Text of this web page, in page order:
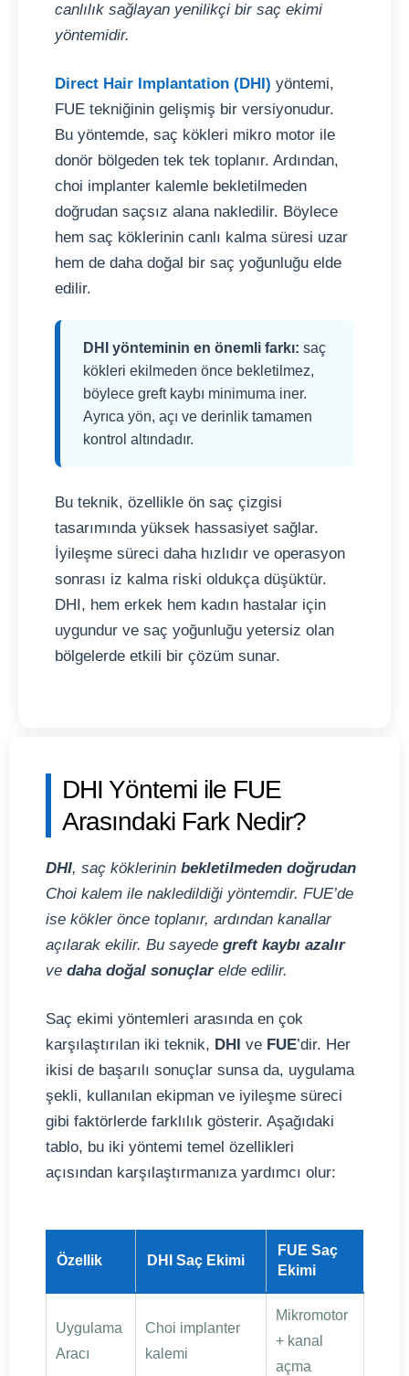
canlılık sağlayan yenilikçi bir saç ekimi
yöntemidir.
Direct Hair Implantation (DHI) yöntemi,
FUE tekniğinin gelişmiş bir versiyonudur.
Bu yöntemde, saç kökleri mikro motor ile
donör bölgeden tek tek toplanır. Ardından,
choi implanter kalemle bekletilmeden
doğrudan saçsız alana nakledilir. Böylece
hem saç köklerinin canlı kalma süresi uzar
hem de daha doğal bir saç yoğunluğu elde
edilir.
DHI yönteminin en önemli farkı: saç
kökleri ekilmeden önce bekletilmez,
böylece greft kaybı minimuma iner.
Ayrıca yön, açı ve derinlik tamamen
kontrol altındadır.
Bu teknik, özellikle ön saç çizgisi
tasarımında yüksek hassasiyet sağlar.
İyileşme süreci daha hızlıdır ve operasyon
sonrası iz kalma riski oldukça düşüktür.
DHI, hem erkek hem kadın hastalar için
uygundur ve saç yoğunluğu yetersiz olan
bölgelerde etkili bir çözüm sunar.
DHI Yöntemi ile FUE
Arasındaki Fark Nedir?
DHI, saç köklerinin bekletilmeden doğrudan
Choi kalem ile nakledildiği yöntemdir. FUE’de
ise kökler önce toplanır, ardından kanallar
açılarak ekilir. Bu sayede greft kaybı azalır
ve daha doğal sonuçlarelde edilir.
Saç ekimi yöntemleri arasında en çok
karşılaştırılan iki teknik, DHI ve FUE’dir. Her
ikisi de başarılı sonuçlar sunsa da, uygulama
şekli, kullanılan ekipman ve iyileşme süreci
gibi faktörlerde farklılık gösterir. Aşağıdaki
tablo, bu iki yöntemi temel özellikleri
açısından karşılaştırmanıza yardımcı olur:
Özellik DHI Saç Ekimi
FUE Saç
Ekimi
Uygulama
Aracı
Choi implanter
kalemi
Mikromotor
+ kanal
açma